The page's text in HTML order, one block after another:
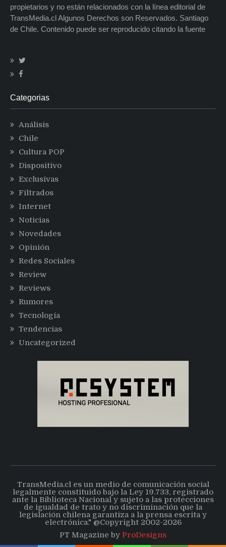
propietarios y no están relacionados con la línea editorial de
TransMedia.cl Algunos Derechos son Reservados. Santiago
de Chile. Contenido puede ser reproducido citando la fuente
Categorias
Análisis
Chile
Cultura POP
Dispositivo
Exclusivas
Filtrados
Internet
Noticias
Novedades
Opinión
Redes Sociales
Review
Reviews
Rumores
Tecnología
Tendencias
Uncategorized
TransMedia.cl es un medio de comunicación social
legalmente constituido bajo la Ley 19.733, registrado
ante la Biblioteca Nacional y sujeto a las protecciones
de igualdad de trato y no discriminación que la
legislación chilena garantiza a la prensa escrita y
electrónica." @Copyright 2002-2026
PT Magazine by ProDesigns